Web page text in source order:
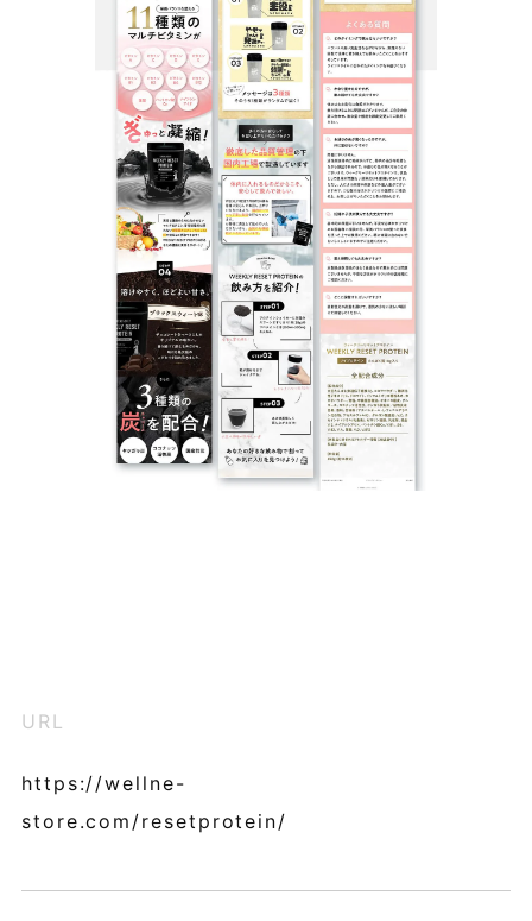
URL
https://wellne-
store.com/resetprotein/